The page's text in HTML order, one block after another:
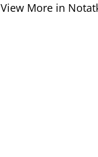
View More in